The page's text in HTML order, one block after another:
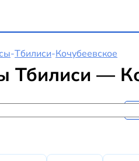
-Тбилиси-Кочубеевское
Тбилиси —